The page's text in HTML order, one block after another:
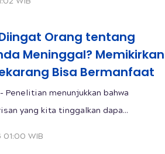
Orang tentang
Meninggal? Memikirkan
Bisa Bermanfaat
Penelitian menunjukkan bahwa
yang kita tinggalkan dapa...
WIB